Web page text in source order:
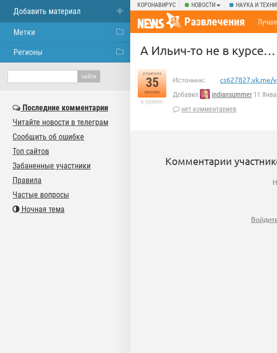
КОРОНАВИРУС НОВОСТИ НАУКА И
Развлечения
А Ильич-то не в курсе…
отметили
35
человек
в архиве
Источник: cs627827.vk.me/
Добавил indiansummer 11
нет комментариев
Комментарии
Добавить материал
Метки
Регионы
Последние комментарии
Читайте новости в телеграм
Сообщить об ошибке
Топ сайтов
Забаненные участники
Правила
Частые вопросы
Ночная тема